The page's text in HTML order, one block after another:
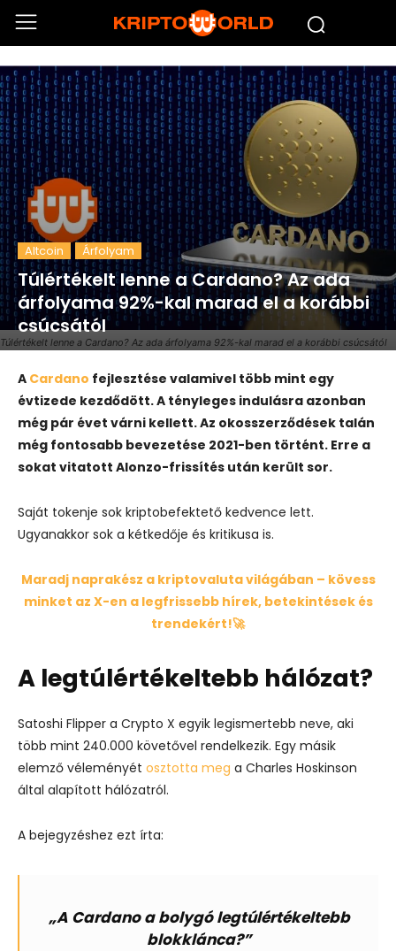
Túlértékelt lenne a Cardano? Az ada árfolyama 92%-kal marad el a korábbi csúcsától
Altcoin Árfolyam
Túlértékelt lenne a Cardano? Az ada
árfolyama 92%-kal marad el a korábbi
csúcsától
A Cardano fejlesztése valamivel több mint egy
évtizede kezdődött. A tényleges indulásra azonban
még pár évet várni kellett. Az okosszerződések talán
még fontosabb bevezetése 2021-ben történt. Erre a
sokat vitatott Alonzo-frissítés után került sor.
Saját tokenje sok kriptobefektető kedvence lett.
Ugyanakkor sok a kétkedője és kritikusa is.
Maradj naprakész a kriptovaluta világában – kövess
minket az X-en a legfrissebb hírek, betekintések és
trendekért!🚀
A legtúlértékeltebb hálózat?
Satoshi Flipper a Crypto X egyik legismertebb neve, aki
több mint 240.000 követővel rendelkezik. Egy másik
elemző véleményét osztotta meg a Charles Hoskinson
által alapított hálózatról.
A bejegyzéshez ezt írta:
„A Cardano a bolygó legtúlértékeltebb
blokklánca?”